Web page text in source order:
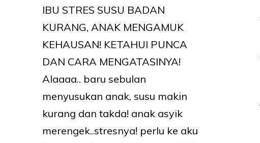
IBU STRES SUSU BADAN
KURANG, ANAK MENGAMUK
KEHAUSAN! KETAHUI PUNCA
DAN CARA MENGATASINYA!
Alaaaa.. baru sebulan
menyusukan anak, susu makin
kurang dan takda! anak asyik
merengek..stresnya! perlu ke aku